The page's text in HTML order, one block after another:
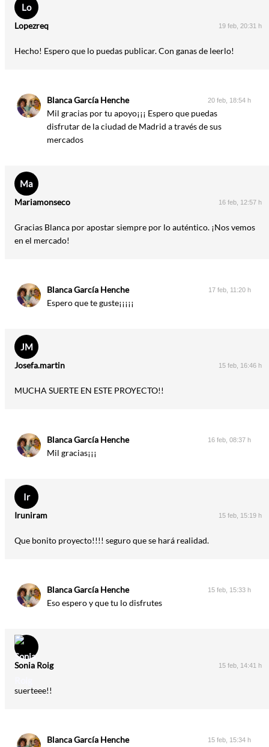
Lo
Lopezreq 19 feb, 20:31 h
Hecho! Espero que lo puedas publicar. Con ganas de leerlo!
Blanca García Henche 20 feb, 18:54 h
Mil gracias por tu apoyo¡¡¡ Espero que puedas
disfrutar de la ciudad de Madrid a través de sus
mercados
Ma
Mariamonseco 16 feb, 12:57 h
Gracias Blanca por apostar siempre por lo auténtico. ¡Nos vemos
en el mercado!
Blanca García Henche 17 feb, 11:20 h
Espero que te guste¡¡¡¡¡
JM
Josefa.martin 15 feb, 16:46 h
MUCHA SUERTE EN ESTE PROYECTO!!
Blanca García Henche 16 feb, 08:37 h
Mil gracias¡¡¡
Ir
Iruniram 15 feb, 15:19 h
Que bonito proyecto!!!! seguro que se hará realidad.
Blanca García Henche 15 feb, 15:33 h
Eso espero y que tu lo disfrutes
Sonia Roig 15 feb, 14:41 h
suerteee!!
Blanca García Henche 15 feb, 15:34 h